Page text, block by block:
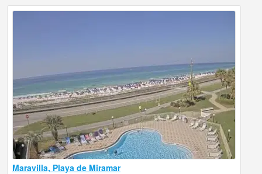
Maravilla, Playa de Miramar